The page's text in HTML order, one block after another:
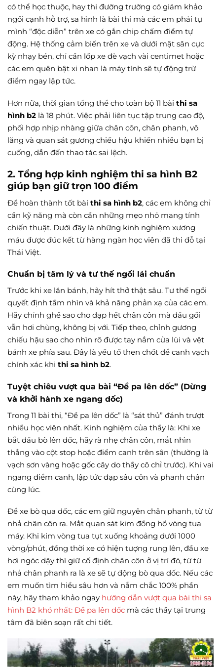
có thể học thuộc, hay thi đường trường có giám khảo
ngồi cạnh hỗ trợ, sa hình là bài thi mà các em phải tự
mình “độc diễn” trên xe có gắn chip chấm điểm tự
động. Hệ thống cảm biến trên xe và dưới mặt sân cực
kỳ nhạy bén, chỉ cần lốp xe đè vạch vài centimet hoặc
các em quên bật xi nhan là máy tính sẽ tự động trừ
điểm ngay lập tức.
Hơn nữa, thời gian tổng thể cho toàn bộ 11 bài thi sa
hình b2 là 18 phút. Việc phải liên tục tập trung cao độ,
phối hợp nhịp nhàng giữa chân côn, chân phanh, vô
lăng và quan sát gương chiếu hậu khiến nhiều bạn bị
cuống, dẫn đến thao tác sai lệch.
2. Tổng hợp kinh nghiệm thi sa hình B2
giúp bạn giữ trọn 100 điểm
Để hoàn thành tốt bài thi sa hình b2, các em không chỉ
cần kỹ năng mà còn cần những mẹo nhỏ mang tính
chiến thuật. Dưới đây là những kinh nghiệm xương
máu được đúc kết từ hàng ngàn học viên đã thi đỗ tại
Thái Việt.
Chuẩn bị tâm lý và tư thế ngồi lái chuẩn
Trước khi xe lăn bánh, hãy hít thở thật sâu. Tư thế ngồi
quyết định tầm nhìn và khả năng phản xạ của các em.
Hãy chỉnh ghế sao cho đạp hết chân côn mà đầu gối
vẫn hơi chùng, không bị với. Tiếp theo, chỉnh gương
chiếu hậu sao cho nhìn rõ được tay nắm cửa lùi và vệt
bánh xe phía sau. Đây là yếu tố then chốt để canh vạch
chính xác khi thi sa hình b2.
Tuyệt chiêu vượt qua bài “Đề pa lên dốc” (Dừng
và khởi hành xe ngang dốc)
Trong 11 bài thi, “Đề pa lên dốc” là “sát thủ” đánh trượt
nhiều học viên nhất. Kinh nghiệm của thầy là: Khi xe
bắt đầu bò lên dốc, hãy rà nhẹ chân côn, mắt nhìn
thẳng vào cột stop hoặc điểm canh trên sân (thường là
vạch sơn vàng hoặc gốc cây do thầy cô chỉ trước). Khi vai
ngang điểm canh, lập tức đạp sâu côn và phanh chân
cùng lúc.
Để xe bò qua dốc, các em giữ nguyên chân phanh, từ từ
nhả chân côn ra. Mắt quan sát kim đồng hồ vòng tua
máy. Khi kim vòng tua tụt xuống khoảng dưới 1000
vòng/phút, đồng thời xe có hiện tượng rung lên, đầu xe
hơi ngóc dậy thì giữ cố định chân côn ở vị trí đó, từ từ
nhả chân phanh ra là xe sẽ tự động bò qua dốc. Nếu các
em muốn tìm hiểu sâu hơn và nắm chắc 100% phần
này, hãy tham khảo ngay hướng dẫn vượt qua bài thi sa
hình B2 khó nhất: Đề pa lên dốc mà các thầy tại trung
tâm đã biên soạn rất chi tiết.